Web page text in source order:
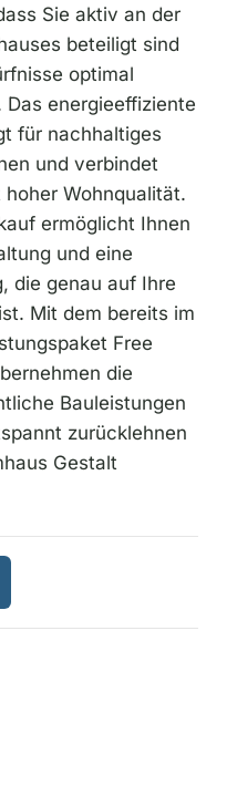
Sie aktiv an der
beteiligt sind
optimal
energieeffiziente
für nachhaltiges
und verbindet
Wohnqualität.
ermöglicht Ihnen
und eine
die genau auf Ihre
Mit dem bereits im
Free
die
Bauleistungen
zurücklehnen
Gestalt